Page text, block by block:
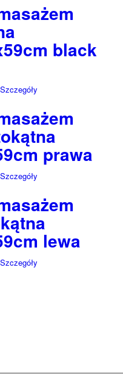
black
Szczegóły
prawa
Szczegóły
lewa
Szczegóły